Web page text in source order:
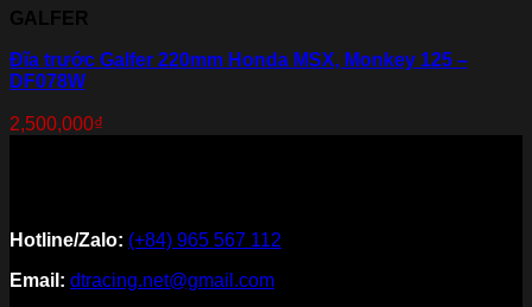
GALFER
Đĩa trước Galfer 220mm Honda MSX, Monkey 125 –
DF078W
2,500,000₫
Hotline/Zalo: (+84) 965 567 112
Email: dtracing.net@gmail.com